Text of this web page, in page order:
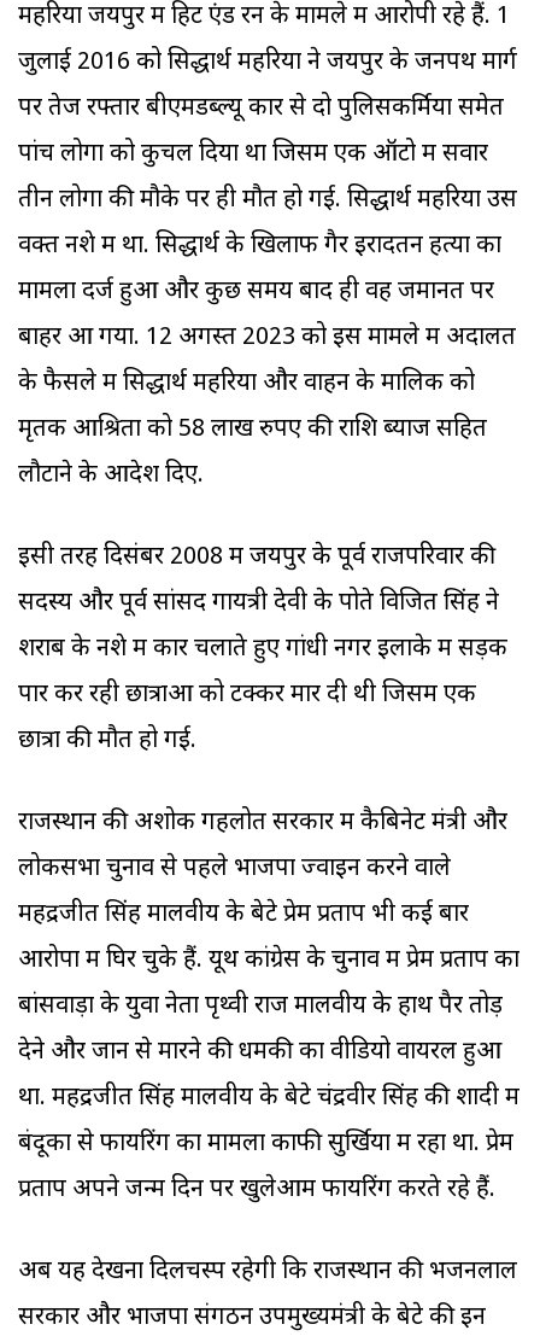
महरिया जयपुर में हिट एंड रन के मामले में आरोपी रहे हैं. 1
जुलाई 2016 को सिद्धार्थ महरिया ने जयपुर के जनपथ मार्ग
पर तेज रफ्तार बीएमडब्ल्यू कार से दो पुलिसकर्मियों समेत
पांच लोगों को कुचल दिया था जिसमें एक ऑटो में सवार
तीन लोगों की मौके पर ही मौत हो गई. सिद्धार्थ महरिया उस
वक्त नशे में था. सिद्धार्थ के खिलाफ गैर इरादतन हत्या का
मामला दर्ज हुआ और कुछ समय बाद ही वह जमानत पर
बाहर आ गया. 12 अगस्त 2023 को इस मामले में अदालत
के फैसले में सिद्धार्थ महरिया और वाहन के मालिक को
मृतक आश्रितों को 58 लाख रुपए की राशि ब्याज सहित
लौटाने के आदेश दिए.
इसी तरह दिसंबर 2008 में जयपुर के पूर्व राजपरिवार की
सदस्य और पूर्व सांसद गायत्री देवी के पोते विजित सिंह ने
शराब के नशे में कार चलाते हुए गांधी नगर इलाके में सड़क
पार कर रही छात्राओं को टक्कर मार दी थी जिसमें एक
छात्रा की मौत हो गई.
राजस्थान की अशोक गहलोत सरकार में कैबिनेट मंत्री और
लोकसभा चुनाव से पहले भाजपा ज्वाइन करने वाले
महेंद्रजीत सिंह मालवीय के बेटे प्रेम प्रताप भी कई बार
आरोपों में घिर चुके हैं. यूथ कांग्रेस के चुनाव में प्रेम प्रताप का
बांसवाड़ा के युवा नेता पृथ्वी राज मालवीय के हाथ पैर तोड़
देने और जान से मारने की धमकी का वीडियो वायरल हुआ
था. महेंद्रजीत सिंह मालवीय के बेटे चंद्रवीर सिंह की शादी में
बंदूकों से फायरिंग का मामला काफी सुर्खियों में रहा था. प्रेम
प्रताप अपने जन्म दिन पर खुलेआम फायरिंग करते रहे हैं.
अब यह देखना दिलचस्प रहेगी कि राजस्थान की भजनलाल
सरकार और भाजपा संगठन उपमुख्यमंत्री के बेटे की इन